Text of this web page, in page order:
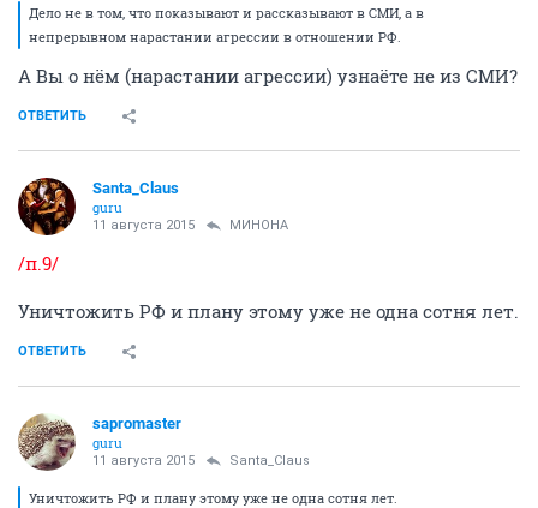
Дело не в том, что показывают и рассказывают в СМИ, а в
непрерывном нарастании агрессии в отношении РФ.
А Вы о нём (нарастании агрессии) узнаёте не из СМИ?
ОТВЕТИТЬ
Santa_Claus
guru
11 августа 2015 МИНОНА
/п.9/
Уничтожить РФ и плану этому уже не одна сотня лет.
ОТВЕТИТЬ
sapromaster
guru
11 августа 2015 Santa_Claus
Уничтожить РФ и плану этому уже не одна сотня лет.